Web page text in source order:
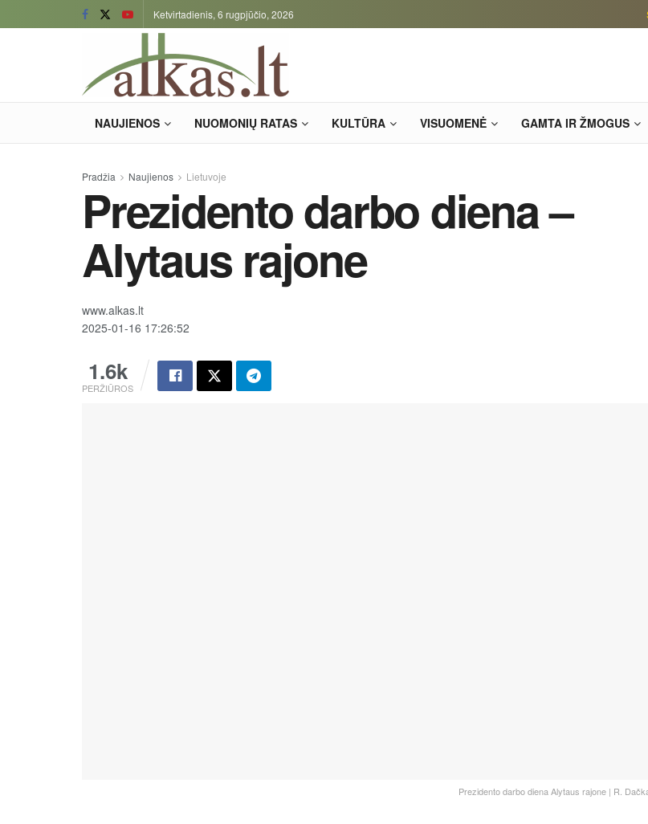
Ketvirtadienis, 6 rugpjūčio, 2026
NAUJIENOS NUOMONIŲ RATAS KULTŪRA VISUOMENĖ GAMTA IR ŽMOGUS
Pradžia Naujienos Lietuvoje
Prezidento darbo diena –
Alytaus rajone
www.alkas.lt
2025-01-16 17:26:52
1.6k
PERŽIŪROS
Prezidento darbo diena Alytaus rajone | R.